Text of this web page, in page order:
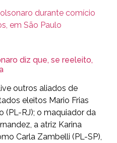
diz que, se reeleito,
outros aliados de
eleitos Mario Frias
(PL-RJ); o maquiador da
a atriz Karina
Carla Zambelli (PL-SP),